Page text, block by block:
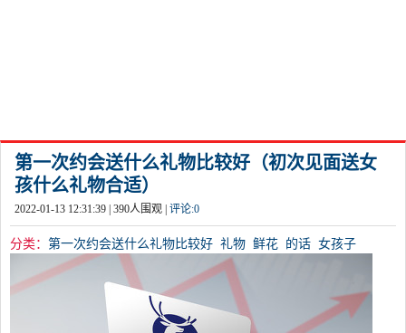
第一次约会送什么礼物比较好（初次见面送女
孩什么礼物合适）
2022-01-13 12:31:39 | 390人围观 | 评论:0
分类： 第一次约会送什么礼物比较好 礼物 鲜花 的话 女孩子